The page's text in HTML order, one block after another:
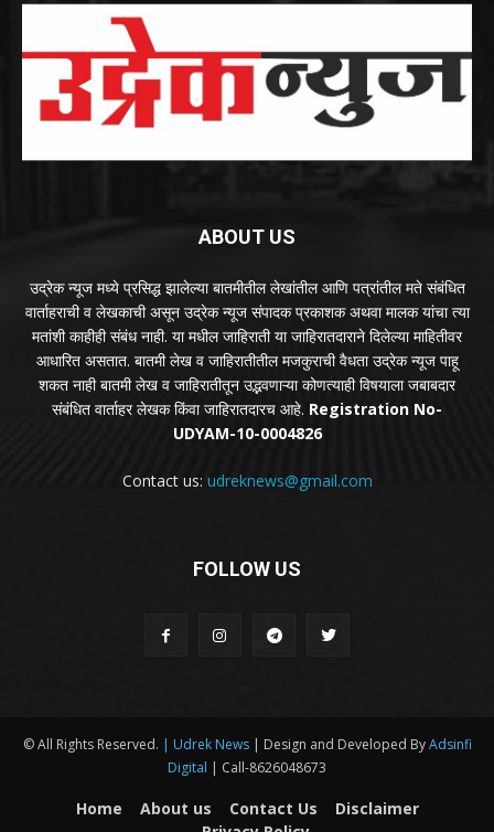
ABOUT US
उद्रेक न्यूज मध्ये प्रसिद्ध झालेल्या बातमीतील लेखांतील आणि पत्रांतील मते संबंधित
वार्ताहराची व लेखकाची असून उद्रेक न्यूज संपादक प्रकाशक अथवा मालक यांचा त्या
मतांशी काहीही संबंध नाही. या मधील जाहिराती या जाहिरातदाराने दिलेल्या माहितीवर
आधारित असतात. बातमी लेख व जाहिरातीतील मजकुराची वैधता उद्रेक न्यूज पाहू
शकत नाही बातमी लेख व जाहिरातीतून उद्भवणाऱ्या कोणत्याही विषयाला जबाबदार
संबंधित वार्ताहर लेखक किंवा जाहिरातदारच आहे. Registration No-
UDYAM-10-0004826
Contact us: udreknews@gmail.com
FOLLOW US
© All Rights Reserved. | Udrek News | Design and Developed ByAdsinfi
Digital | Call-8626048673
Home About us Contact Us
Disclaimer